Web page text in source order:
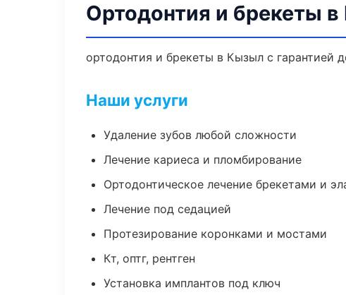
Ортодонтия и брекеты
ортодонтия и брекеты в Кызыл с гарантией
Наши услуги
Удаление зубов любой сложности
Лечение кариеса и пломбирование
Ортодонтическое лечение брекетами и
Лечение под седацией
Протезирование коронками и мостами
Кт, оптг, рентген
Установка имплантов под ключ